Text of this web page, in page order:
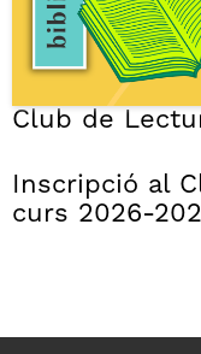
Club de
Inscripció al
curs 2026-